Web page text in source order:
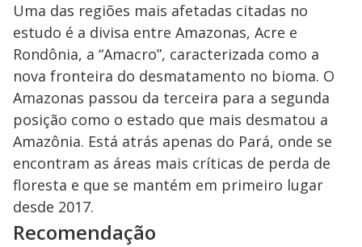
Uma das regiões mais afetadas citadas no
estudo é a divisa entre Amazonas, Acre e
Rondônia, a “Amacro”, caracterizada como a
nova fronteira do desmatamento no bioma. O
Amazonas passou da terceira para a segunda
posição como o estado que mais desmatou a
Amazônia. Está atrás apenas do Pará, onde se
encontram as áreas mais críticas de perda de
floresta e que se mantém em primeiro lugar
desde 2017.
Recomendação